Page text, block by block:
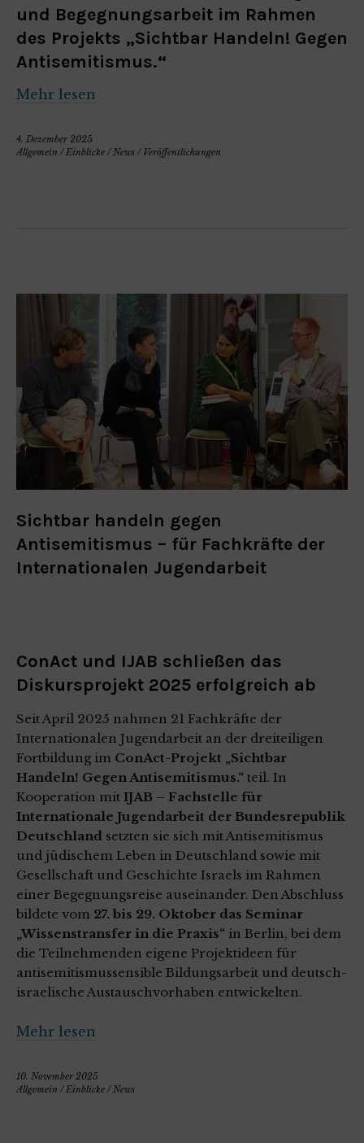
und Begegnungsarbeit im Rahmen
des Projekts „Sichtbar Handeln! Gegen
Antisemitismus.“
Mehr lesen
4. Dezember 2025
Allgemein / Einblicke / News / Veröffentlichungen
Sichtbar handeln gegen
Antisemitismus – für Fachkräfte der
Internationalen Jugendarbeit
ConAct und IJAB schließen das
Diskursprojekt 2025 erfolgreich ab
Seit April 2025 nahmen 21 Fachkräfte der
Internationalen Jugendarbeit an der dreiteiligen
Fortbildung im ConAct-Projekt „Sichtbar
Handeln! Gegen Antisemitismus.“ teil. In
Kooperation mit IJAB – Fachstelle für
Internationale Jugendarbeit der Bundesrepublik
Deutschland setzten sie sich mit Antisemitismus
und jüdischem Leben in Deutschland sowie mit
Gesellschaft und Geschichte Israels im Rahmen
einer Begegnungsreise auseinander. Den Abschluss
bildete vom 27. bis 29. Oktober das Seminar
„Wissenstransfer in die Praxis“ in Berlin, bei dem
die Teilnehmenden eigene Projektideen für
antisemitismussensible Bildungsarbeit und deutsch-
israelische Austauschvorhaben entwickelten.
Mehr lesen
10. November 2025
Allgemein /Einblicke /News